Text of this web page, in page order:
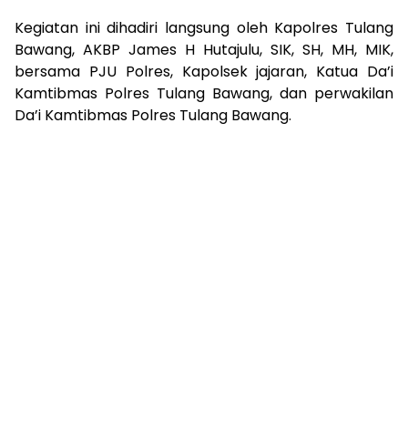
Kegiatan ini dihadiri langsung oleh Kapolres Tulang
Bawang, AKBP James H Hutajulu, SIK, SH, MH, MIK,
bersama PJU Polres, Kapolsek jajaran, Katua Da’i
Kamtibmas Polres Tulang Bawang, dan perwakilan
Da’i Kamtibmas Polres Tulang Bawang.